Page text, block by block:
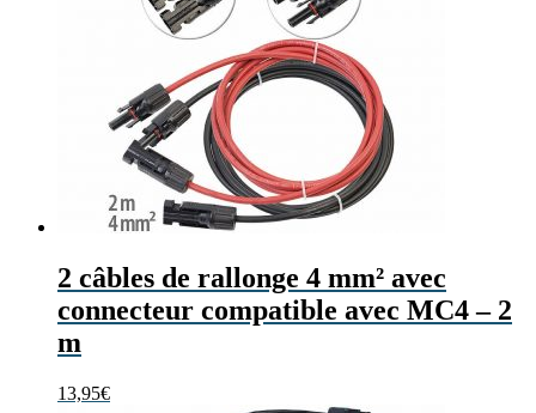
2 câbles de rallonge 4 mm² avec
connecteur compatible avec MC4 – 2
m
13,95€